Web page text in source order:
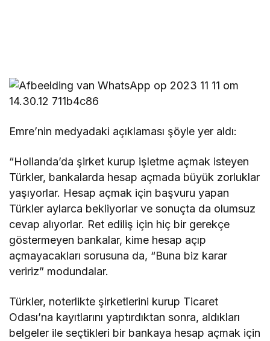
Emre’nin medyadaki açıklaması şöyle yer aldı:
“Hollanda’da şirket kurup işletme açmak isteyen
Türkler, bankalarda hesap açmada büyük zorluklar
yaşıyorlar. Hesap açmak için başvuru yapan
Türkler aylarca bekliyorlar ve sonuçta da olumsuz
cevap alıyorlar. Ret ediliş için hiç bir gerekçe
göstermeyen bankalar, kime hesap açıp
açmayacakları sorusuna da, “Buna biz karar
veririz” modundalar.
Türkler, noterlikte şirketlerini kurup Ticaret
Odası’na kayıtlarını yaptırdıktan sonra, aldıkları
belgeler ile seçtikleri bir bankaya hesap açmak için